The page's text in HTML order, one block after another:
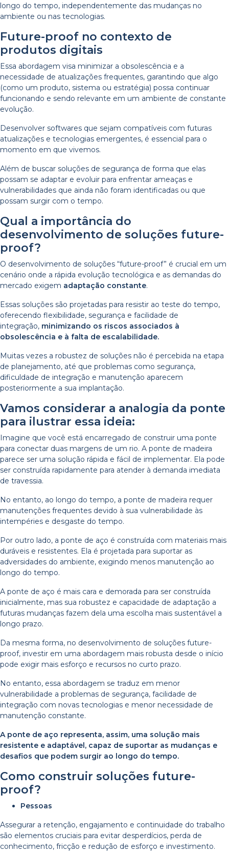
longo do tempo, independentemente das mudanças no
ambiente ou nas tecnologias.
Future-proof no contexto de
produtos digitais
Essa abordagem visa minimizar a obsolescência e a
necessidade de atualizações frequentes, garantindo que algo
(como um produto, sistema ou estratégia) possa continuar
funcionando e sendo relevante em um ambiente de constante
evolução.
Desenvolver softwares que sejam compatíveis com futuras
atualizações e tecnologias emergentes, é essencial para o
momento em que vivemos.
Além de buscar soluções de segurança de forma que elas
possam se adaptar e evoluir para enfrentar ameaças e
vulnerabilidades que ainda não foram identificadas ou que
possam surgir com o tempo.
Qual a importância do
desenvolvimento de soluções future-
proof?
O desenvolvimento de soluções “future-proof” é crucial em um
cenário onde a rápida evolução tecnológica e as demandas do
mercado exigem adaptação constante.
Essas soluções são projetadas para resistir ao teste do tempo,
oferecendo flexibilidade, segurança e facilidade de
integração, minimizando os riscos associados à
obsolescência e à falta de escalabilidade.
Muitas vezes a robustez de soluções não é percebida na etapa
de planejamento, até que problemas como segurança,
dificuldade de integração e manutenção aparecem
posteriormente a sua implantação.
Vamos considerar a analogia da ponte
para ilustrar essa ideia:
Imagine que você está encarregado de construir uma ponte
para conectar duas margens de um rio. A ponte de madeira
parece ser uma solução rápida e fácil de implementar. Ela pode
ser construída rapidamente para atender à demanda imediata
de travessia.
No entanto, ao longo do tempo, a ponte de madeira requer
manutenções frequentes devido à sua vulnerabilidade às
intempéries e desgaste do tempo.
Por outro lado, a ponte de aço é construída com materiais mais
duráveis e resistentes. Ela é projetada para suportar as
adversidades do ambiente, exigindo menos manutenção ao
longo do tempo.
A ponte de aço é mais cara e demorada para ser construída
inicialmente, mas sua robustez e capacidade de adaptação a
futuras mudanças fazem dela uma escolha mais sustentável a
longo prazo.
Da mesma forma, no desenvolvimento de soluções future-
proof, investir em uma abordagem mais robusta desde o início
pode exigir mais esforço e recursos no curto prazo.
No entanto, essa abordagem se traduz em menor
vulnerabilidade a problemas de segurança, facilidade de
integração com novas tecnologias e menor necessidade de
manutenção constante.
A ponte de aço representa, assim, uma solução mais
resistente e adaptável, capaz de suportar as mudanças e
desafios que podem surgir ao longo do tempo.
Como construir soluções future-
proof?
Pessoas
Assegurar a retenção, engajamento e continuidade do trabalho
são elementos cruciais para evitar desperdícios, perda de
conhecimento, fricção e redução de esforço e investimento.